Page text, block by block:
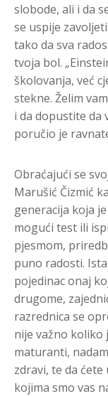
slobode, ali i da
se uspije
tako da sva
tvoja bol.
školovanja, već
stekne. Želim
i da dopustite da
poručio je
Obraćajući se
Marušić Čizmić
generacija koja
mogući test ili
pjesmom,
puno radosti.
pojedinac onaj
drugome,
razrednica se
nije važno koliko
maturanti,
zdravi, te da
kojima smo vas